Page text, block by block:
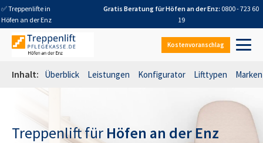
✅ Treppenlifte in
Höfen an der Enz
Gratis Beratung fürHöfen an der Enz: 0800 - 723 60
19
Kostenvoranschlag
Inhalt: Überblick Leistungen Konfigurator Lifttypen Marken
Treppenlift für Höfen an der Enz